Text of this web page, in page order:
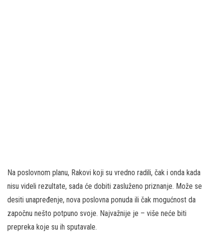
Na poslovnom planu, Rakovi koji su vredno radili, čak i onda kada
nisu videli rezultate, sada će dobiti zasluženo priznanje. Može se
desiti unapređenje, nova poslovna ponuda ili čak mogućnost da
započnu nešto potpuno svoje. Najvažnije je – više neće biti
prepreka koje su ih sputavale.